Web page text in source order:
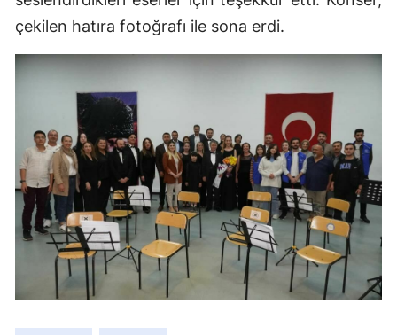
çekilen hatıra fotoğrafı ile sona erdi.